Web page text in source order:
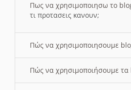
Πως να χρησιμοποιησω το
τι προτασεις κανουν;
Πώς να χρησιμοποιησουμε
Πώς να χρησιμοποιήσουμε τα